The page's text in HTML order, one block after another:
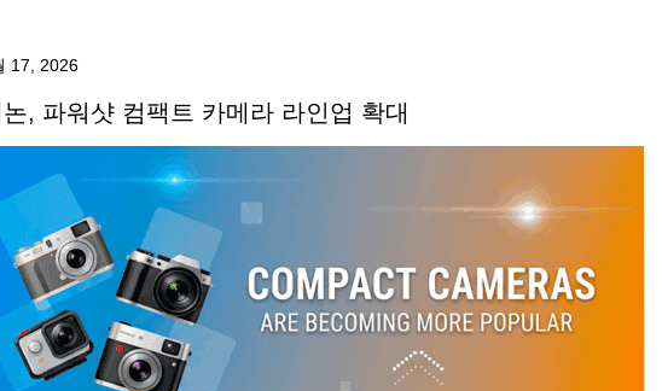
17, 2026
, 파워샷 컴팩트 카메라 라인업 확대